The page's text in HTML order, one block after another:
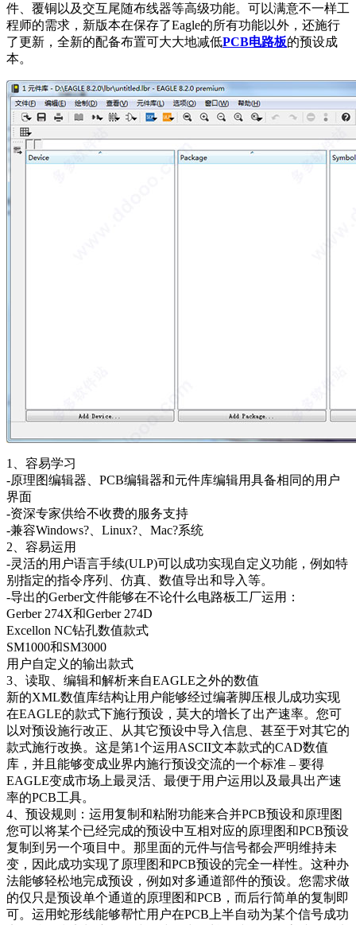
件、覆铜以及交互尾随布线器等高级功能。可以满意不一样工
程师的需求，新版本在保存了Eagle的所有功能以外，还施行
了更新，全新的配备布置可大大地减低PCB电路板的预设成
本。
1、容易学习
-原理图编辑器、PCB编辑器和元件库编辑用具备相同的用户
界面
-资深专家供给不收费的服务支持
-兼容Windows?、Linux?、Mac?系统
2、容易运用
-灵活的用户语言手续(ULP)可以成功实现自定义功能，例如特
别指定的指令序列、仿真、数值导出和导入等。
-导出的Gerber文件能够在不论什么电路板工厂运用：
Gerber 274X和Gerber 274D
Excellon NC钻孔数值款式
SM1000和SM3000
用户自定义的输出款式
3、读取、编辑和解析来自EAGLE之外的数值
新的XML数值库结构让用户能够经过编著脚压根儿成功实现
在EAGLE的款式下施行预设，莫大的增长了出产速率。您可
以对预设施行改正、从其它预设中导入信息、甚至于对其它的
款式施行改换。这是第1个运用ASCII文本款式的CAD数值
库，并且能够变成业界内施行预设交流的一个标准 – 要得
EAGLE变成市场上最灵活、最便于用户运用以及最具出产速
率的PCB工具。
4、预设规则：运用复制和粘附功能来合并PCB预设和原理图
您可以将某个已经完成的预设中互相对应的原理图和PCB预设
复制到另一个项目中。那里面的元件与信号都会严明维持未
变，因此成功实现了原理图和PCB预设的完全一样性。这种办
法能够轻松地完成预设，例如对多通道部件的预设。您需求做
的仅只是预设单个通道的原理图和PCB，而后行简单的复制即
可。运用蛇形线能够帮忙用户在PCB上半自动为某个信号成功